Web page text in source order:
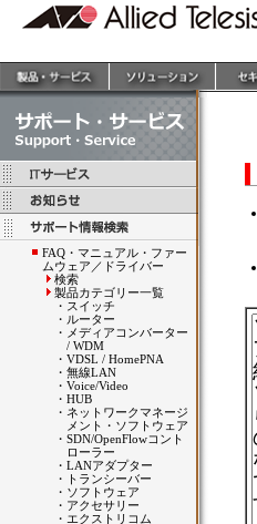
FAQ・マニュアル・ファー
ムウェア／ドライバー
検索
製品カテゴリー一覧
・ スイッチ
・ ルーター
・ メディアコンバーター
/ WDM
・ VDSL / HomePNA
・ 無線LAN
・ Voice/Video
・ HUB
・ ネットワークマネージ
メント・ソフトウェア
・ SDN/OpenFlowコント
ローラー
・ LANアダプター
・
トランシーバー
・ ソフトウェア
・ アクセサリー
・ エクストリコム